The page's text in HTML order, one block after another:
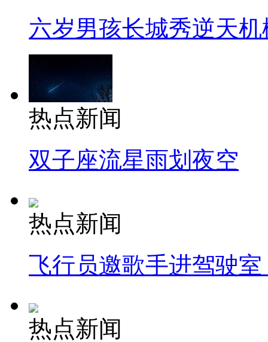
六岁男孩长城秀逆天机
热点新闻
双子座流星雨划夜空
热点新闻
飞行员邀歌手进驾驶
热点新闻